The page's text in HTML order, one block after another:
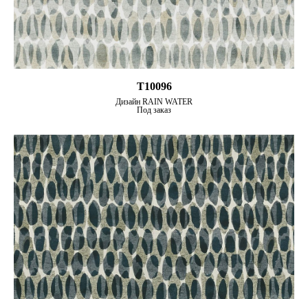
T10096
Дизайн RAIN WATER
Под заказ